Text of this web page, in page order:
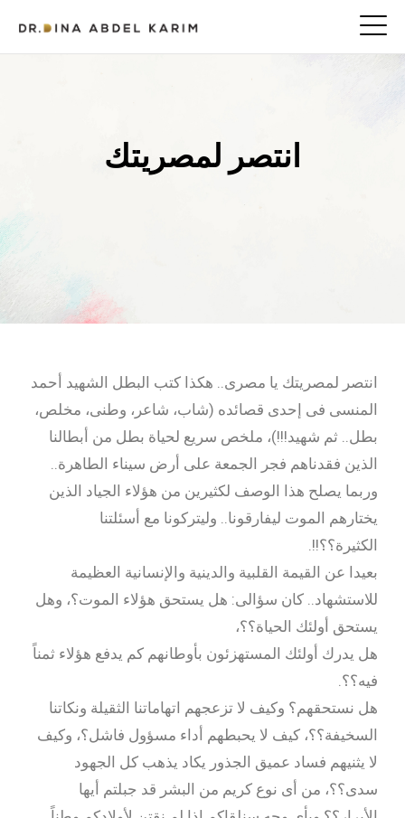
انتصر لمصريتك
انتصر لمصريتك يا مصرى.. هكذا كتب البطل الشهيد أحمد
المنسى فى إحدى قصائده (شاب، شاعر، وطنى، مخلص،
بطل.. ثم شهيد!!!)، ملخص سريع لحياة بطل من أبطالنا
الذين فقدناهم فجر الجمعة على أرض سيناء الطاهرة..
وربما يصلح هذا الوصف لكثيرين من هؤلاء الجياد الذين
يختارهم الموت ليفارقونا.. وليتركونا مع أسئلتنا
الكثيرة؟؟!!.
بعيدا عن القيمة القلبية والدينية والإنسانية العظيمة
للاستشهاد.. كان سؤالى: هل يستحق هؤلاء الموت؟، وهل
يستحق أولئك الحياة؟؟،
هل يدرك أولئك المستهزئون بأوطانهم كم يدفع هؤلاء ثمناً
فيه؟؟.
هل نستحقهم؟ وكيف لا تزعجهم اتهاماتنا الثقيلة ونكاتنا
السخيفة؟؟، كيف لا يحبطهم أداء مسؤول فاشل؟، وكيف
لا يثنيهم فساد عميق الجذور يكاد يذهب كل الجهود
سدى؟؟، من أى نوع كريم من البشر قد جبلتم أيها